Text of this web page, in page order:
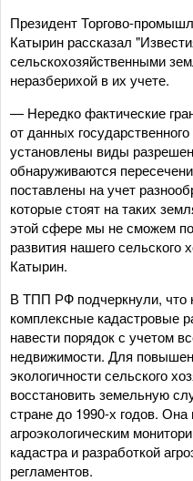
Президент Торгово-
Катырин рассказал
сельскохозяйственными
неразберихой в их учете.
— Нередко фактические
от данных
установлены виды
обнаруживаются
поставлены на учет
которые стоят на таких
этой сфере мы не сможем
развития нашего сельского
Катырин.
В ТПП РФ подчеркнули, что
комплексные кадастровые
навести порядок с учетом
недвижимости. Для
экологичности сельского
восстановить земельную
стране до 1990-х годов.
агроэкологическим
кадастра и разработкой
регламентов.